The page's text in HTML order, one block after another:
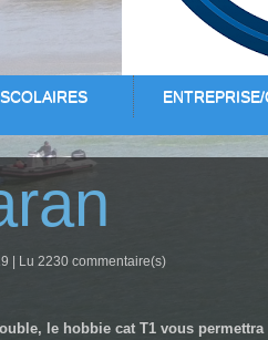
SCOLAIRES ENTREPRISE/
| Lu 2230 commentaire(s)
le hobbie cat T1 vous